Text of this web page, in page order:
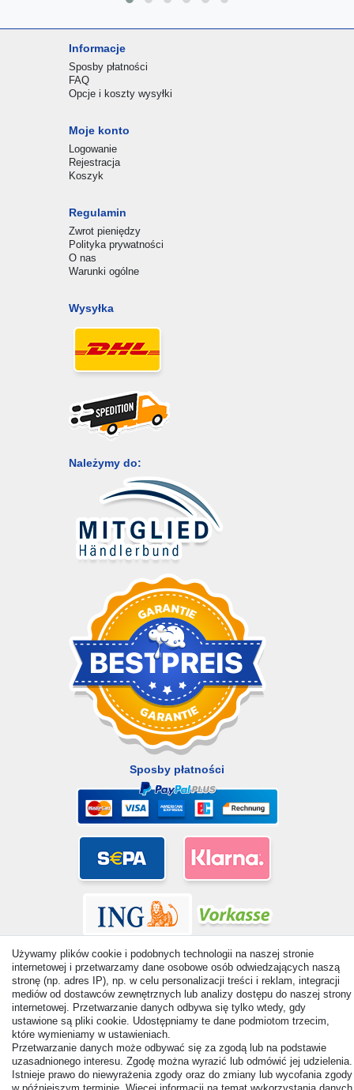
Informacje
Sposby płatności
FAQ
Opcje i koszty wysyłki
Moje konto
Logowanie
Rejestracja
Koszyk
Regulamin
Zwrot pieniędzy
Polityka prywatności
O nas
Warunki ogólne
Wysyłka
Należymy do:
Sposby płatności
© Copyright 2026 | Wszelkie prawa zastrzezone. - All rights
reserved. Prices incl. VAT. 19% VAT Basic prices see article detail
| * Applies to deliveries to the UK!
Używamy plików cookie i podobnych technologii na naszej stronie
internetowej i przetwarzamy dane osobowe osób odwiedzających naszą
stronę (np. adres IP), np. w celu personalizacji treści i reklam, integracji
mediów od dostawców zewnętrznych lub analizy dostępu do naszej strony
internetowej. Przetwarzanie danych odbywa się tylko wtedy, gdy
ustawione są pliki cookie. Udostępniamy te dane podmiotom trzecim,
które wymieniamy w ustawieniach.
Przetwarzanie danych może odbywać się za zgodą lub na podstawie
uzasadnionego interesu. Zgodę można wyrazić lub odmówić jej udzielenia.
Istnieje prawo do niewyrażenia zgody oraz do zmiany lub wycofania zgody
Odstąp od umowy tutaj Kontakt